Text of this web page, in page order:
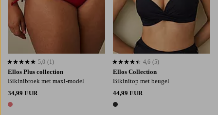
Ellos Plus collection
Bikinibroek met maxi-model
34,99 EUR
1 kleur
5,0 op basis van 1 beoordelingen
5,0 (1)
Ellos Collection
Bikinitop met beugel
44,99 EUR
1 kleur
4,6 op basis van 5 beoordelingen
4,6 (5)